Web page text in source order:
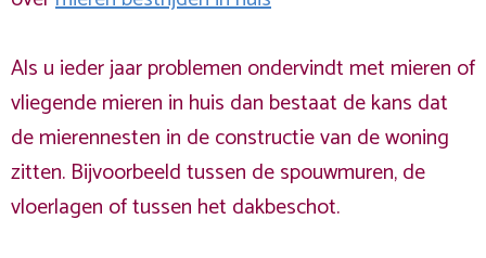
Als u ieder jaar problemen ondervindt met mieren of
vliegende mieren in huis dan bestaat de kans dat
de mierennesten in de constructie van de woning
zitten. Bijvoorbeeld tussen de spouwmuren, de
vloerlagen of tussen het dakbeschot.